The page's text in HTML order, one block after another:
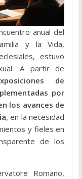
anual del
y la Vida,
estuvo
A partir de
de
por
los avances de
, en la necesidad
y fieles en
de los
Romano,